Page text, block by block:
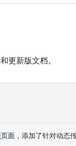
更新版文档。
页面，添加了针对动态